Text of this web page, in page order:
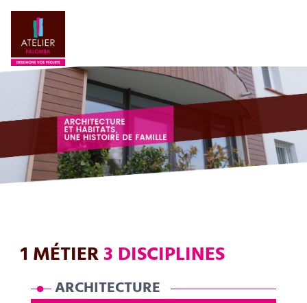
1 MÉTIER3 DISCIPLINES
ARCHITECTURE